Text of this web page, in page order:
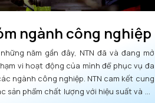
ngành công nghiệp
năm gần đây, NTN đã và đang mở
để phục vụ đa
nghiệp. NTN cam kết cung
sản phẩm chất lượng với hiệu suất và độ